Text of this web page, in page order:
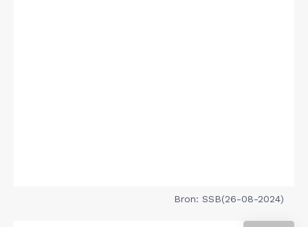
Bron: SSB(26-08-2024)